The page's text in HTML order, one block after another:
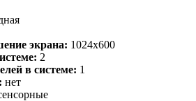
экрана: 1024х600
2
в системе: 1
нет